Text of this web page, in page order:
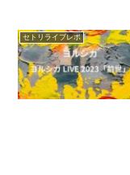
セトリライブレポ